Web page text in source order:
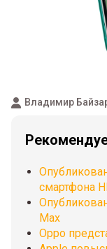
Владимир
смартфона
Max
Oppo